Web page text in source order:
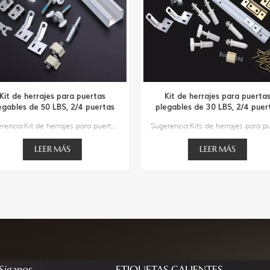
Kit de herrajes para puertas
de 50 LBS, 2/4 puertas
Sugerencia:Kit de herrajes para puertas plegables de 50 LBS, 2/4 puertas2/4 Puertas Material: Riel de AluminioLongitud del riel de 2 puertas: 36 ″ / 48 ″Longitud del riel de 4 puertas: 60 ″ / 72 ″ / 96 ″Grosor de puertas 2/4: 1 ″ a 1 3/4 ″Peso de dos paneles: 50 librasPeso de paneles múltiples: 30 libras
LEER MÁS
Kit de herrajes para puertas
plegables de 30 LBS, 2/4
LEER MÁS